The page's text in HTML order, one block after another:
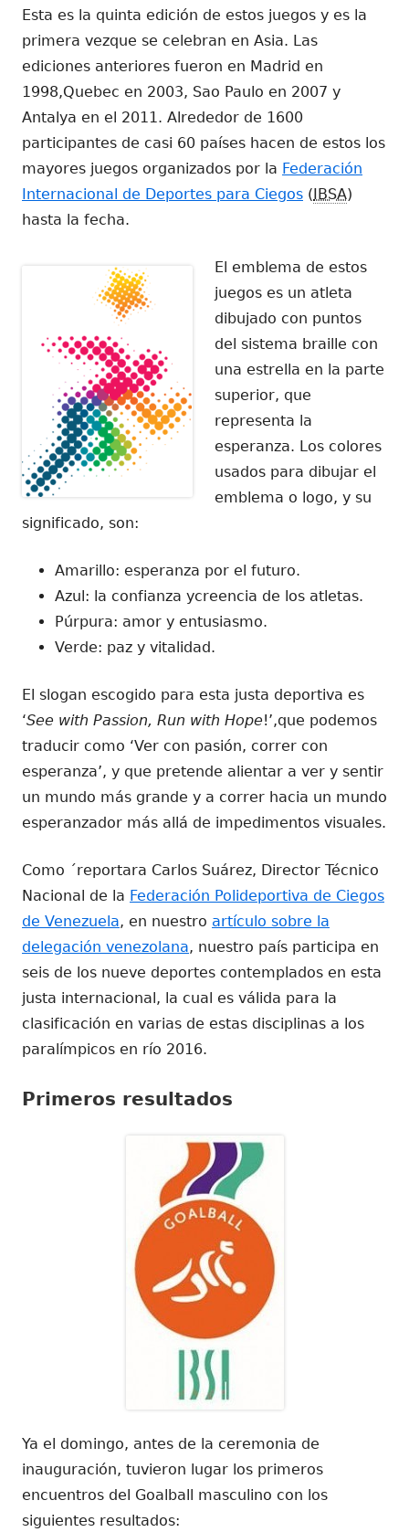
Esta es la quinta edición de estos juegos y es la
primera vezque se celebran en Asia. Las
ediciones anteriores fueron en Madrid en
1998,Quebec en 2003, Sao Paulo en 2007 y
Antalya en el 2011. Alrededor de 1600
participantes de casi 60 países hacen de estos los
mayores juegos organizados por la Federación
Internacional de Deportes para Ciegos (IBSA)
hasta la fecha.
El emblema de estos
juegos es un atleta
dibujado con puntos
del sistema braille con
una estrella en la parte
superior, que
representa la
esperanza. Los colores
usados para dibujar el
emblema o logo, y su
significado, son:
Amarillo: esperanza por el futuro.
Azul: la confianza ycreencia de los atletas.
Púrpura: amor y entusiasmo.
Verde: paz y vitalidad.
El slogan escogido para esta justa deportiva es
‘See with Passion, Run with Hope!’,que podemos
traducir como ‘Ver con pasión, correr con
esperanza’, y que pretende alientar a ver y sentir
un mundo más grande y a correr hacia un mundo
esperanzador más allá de impedimentos visuales.
Como ´reportara Carlos Suárez, Director Técnico
Nacional de la Federación Polideportiva de Ciegos
de Venezuela, en nuestro artículo sobre la
delegación venezolana, nuestro país participa en
seis de los nueve deportes contemplados en esta
justa internacional, la cual es válida para la
clasificación en varias de estas disciplinas a los
paralímpicos en río 2016.
Primeros resultados
Ya el domingo, antes de la ceremonia de
inauguración, tuvieron lugar los primeros
encuentros del Goalball masculino con los
siguientes resultados: